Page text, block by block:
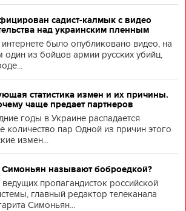
садист-калмык с видео
над украинским пленным
было опубликовано видео, на
один из бойцов армии русских убийц,
статистика измен и их причины.
чаще предает партнеров
годы в Украине распадается
количество пар Одной из причин этого
измен...
называют боброедкой?
пропагандисток российской
главный редактор телеканала
Симоньян...